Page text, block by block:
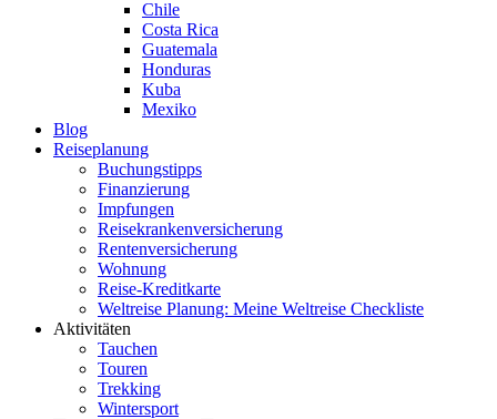
Chile
Costa Rica
Guatemala
Honduras
Kuba
Mexiko
Blog
Reiseplanung
Buchungstipps
Finanzierung
Impfungen
Reisekrankenversicherung
Rentenversicherung
Wohnung
Reise-Kreditkarte
Weltreise Planung: Meine Weltreise Checkliste
Aktivitäten
Tauchen
Touren
Trekking
Wintersport